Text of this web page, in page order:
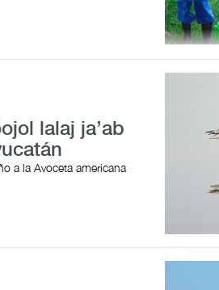
lalaj ja’ab
a la Avoceta americana